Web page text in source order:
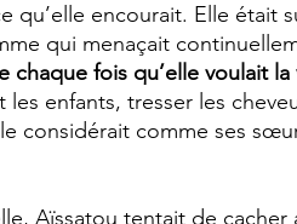
qu’elle encourait. Elle était
qui menaçait
chaque fois qu’elle voulait la
enfants, tresser les
considérait comme ses
Aïssatou tentait de cacher